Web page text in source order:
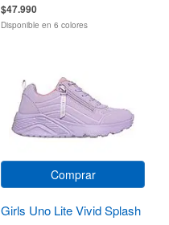
$47.990
Disponible en 6 colores
Comprar
Girls Uno Lite Vivid Splash